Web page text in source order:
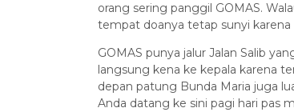
orang sering panggil GOMAS.
tempat doanya tetap sunyi karena
GOMAS punya jalur Jalan Salib
langsung kena ke kepala karena
depan patung Bunda Maria juga
Anda datang ke sini pagi hari pas